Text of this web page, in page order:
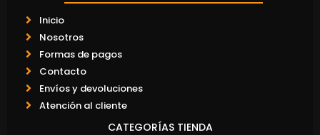
Inicio
Nosotros
Formas de pagos
Contacto
Envíos y devoluciones
Atención al cliente
CATEGORÍAS TIENDA